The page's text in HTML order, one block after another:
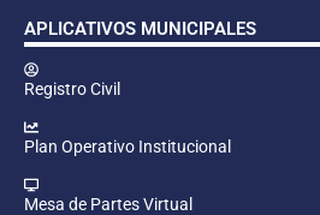
APLICATIVOS MUNICIPALES
Registro Civil
Plan Operativo Institucional
Mesa de Partes Virtual